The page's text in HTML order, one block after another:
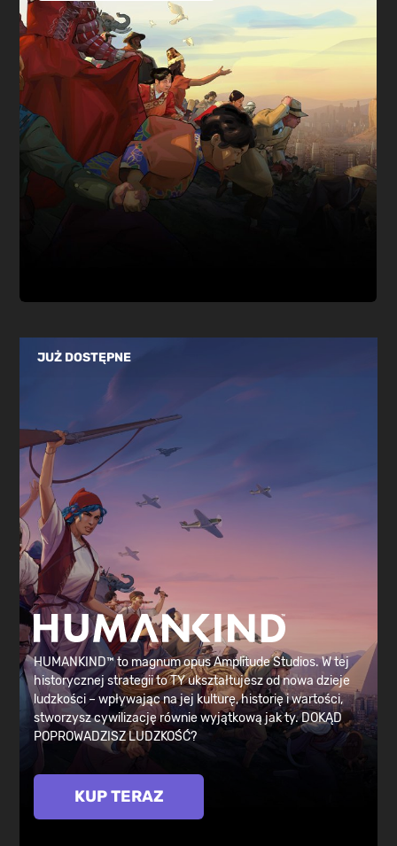
wiele więcej!
JUŻ DOSTĘPNE
HUMANKIND™ to magnum opus Amplitude Studios. W tej
historycznej strategii to TY ukształtujesz od nowa dzieje
ludzkości – wpływając na jej kulturę, historię i wartości,
stworzysz cywilizację równie wyjątkową jak ty. DOKĄD
POPROWADZISZ LUDZKOŚĆ?
KUP TERAZ